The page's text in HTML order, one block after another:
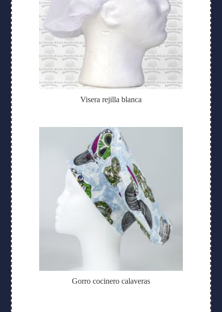
Visera rejilla blanca
Gorro cocinero calaveras